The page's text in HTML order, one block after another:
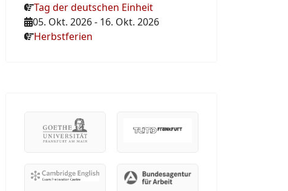
Tag der deutschen Einheit
05. Okt. 2026- 16. Okt. 2026
Herbstferien